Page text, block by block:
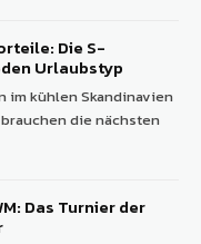
Die S-
Urlaubstyp
im kühlen Skandinavien
die nächsten
Das Turnier der